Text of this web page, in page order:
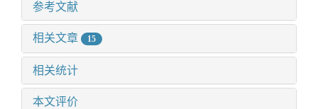
参考文献
相关文章 15
相关统计
本文评价